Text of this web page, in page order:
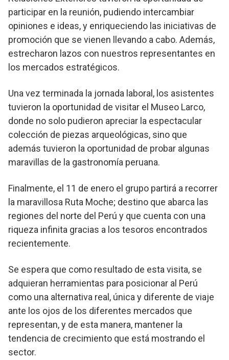
participar en la reunión, pudiendo intercambiar
opiniones e ideas, y enriqueciendo las iniciativas de
promoción que se vienen llevando a cabo. Además,
estrecharon lazos con nuestros representantes en
los mercados estratégicos.
Una vez terminada la jornada laboral, los asistentes
tuvieron la oportunidad de visitar el Museo Larco,
donde no solo pudieron apreciar la espectacular
colección de piezas arqueológicas, sino que
además tuvieron la oportunidad de probar algunas
maravillas de la gastronomía peruana.
Finalmente, el 11 de enero el grupo partirá a recorrer
la maravillosa Ruta Moche; destino que abarca las
regiones del norte del Perú y que cuenta con una
riqueza infinita gracias a los tesoros encontrados
recientemente.
Se espera que como resultado de esta visita, se
adquieran herramientas para posicionar al Perú
como una alternativa real, única y diferente de viaje
ante los ojos de los diferentes mercados que
representan, y de esta manera, mantener la
tendencia de crecimiento que está mostrando el
sector.